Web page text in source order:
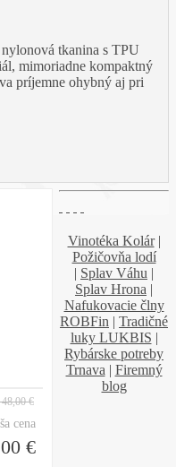
tkanina s TPU
mimoriadne kompaktný
príjemne ohybný aj pri
48,00 €
cena
€
Vinotéka Kolár|
Požičovňa lodí
| Splav Váhu |
Splav Hrona |
Nafukovacie člny
ROBFin | Tradičné
luky LUKBIS |
Rybárske potreby
Trnava | Firemný
blog